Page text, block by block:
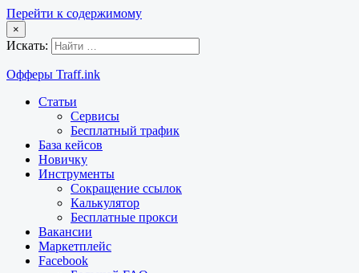
Перейти к содержимому
×
Искать:
Офферы Traff.ink
Статьи
Сервисы
Бесплатный трафик
База кейсов
Новичку
Инструменты
Сокращение ссылок
Калькулятор
Бесплатные прокси
Вакансии
Маркетплейс
Facebook